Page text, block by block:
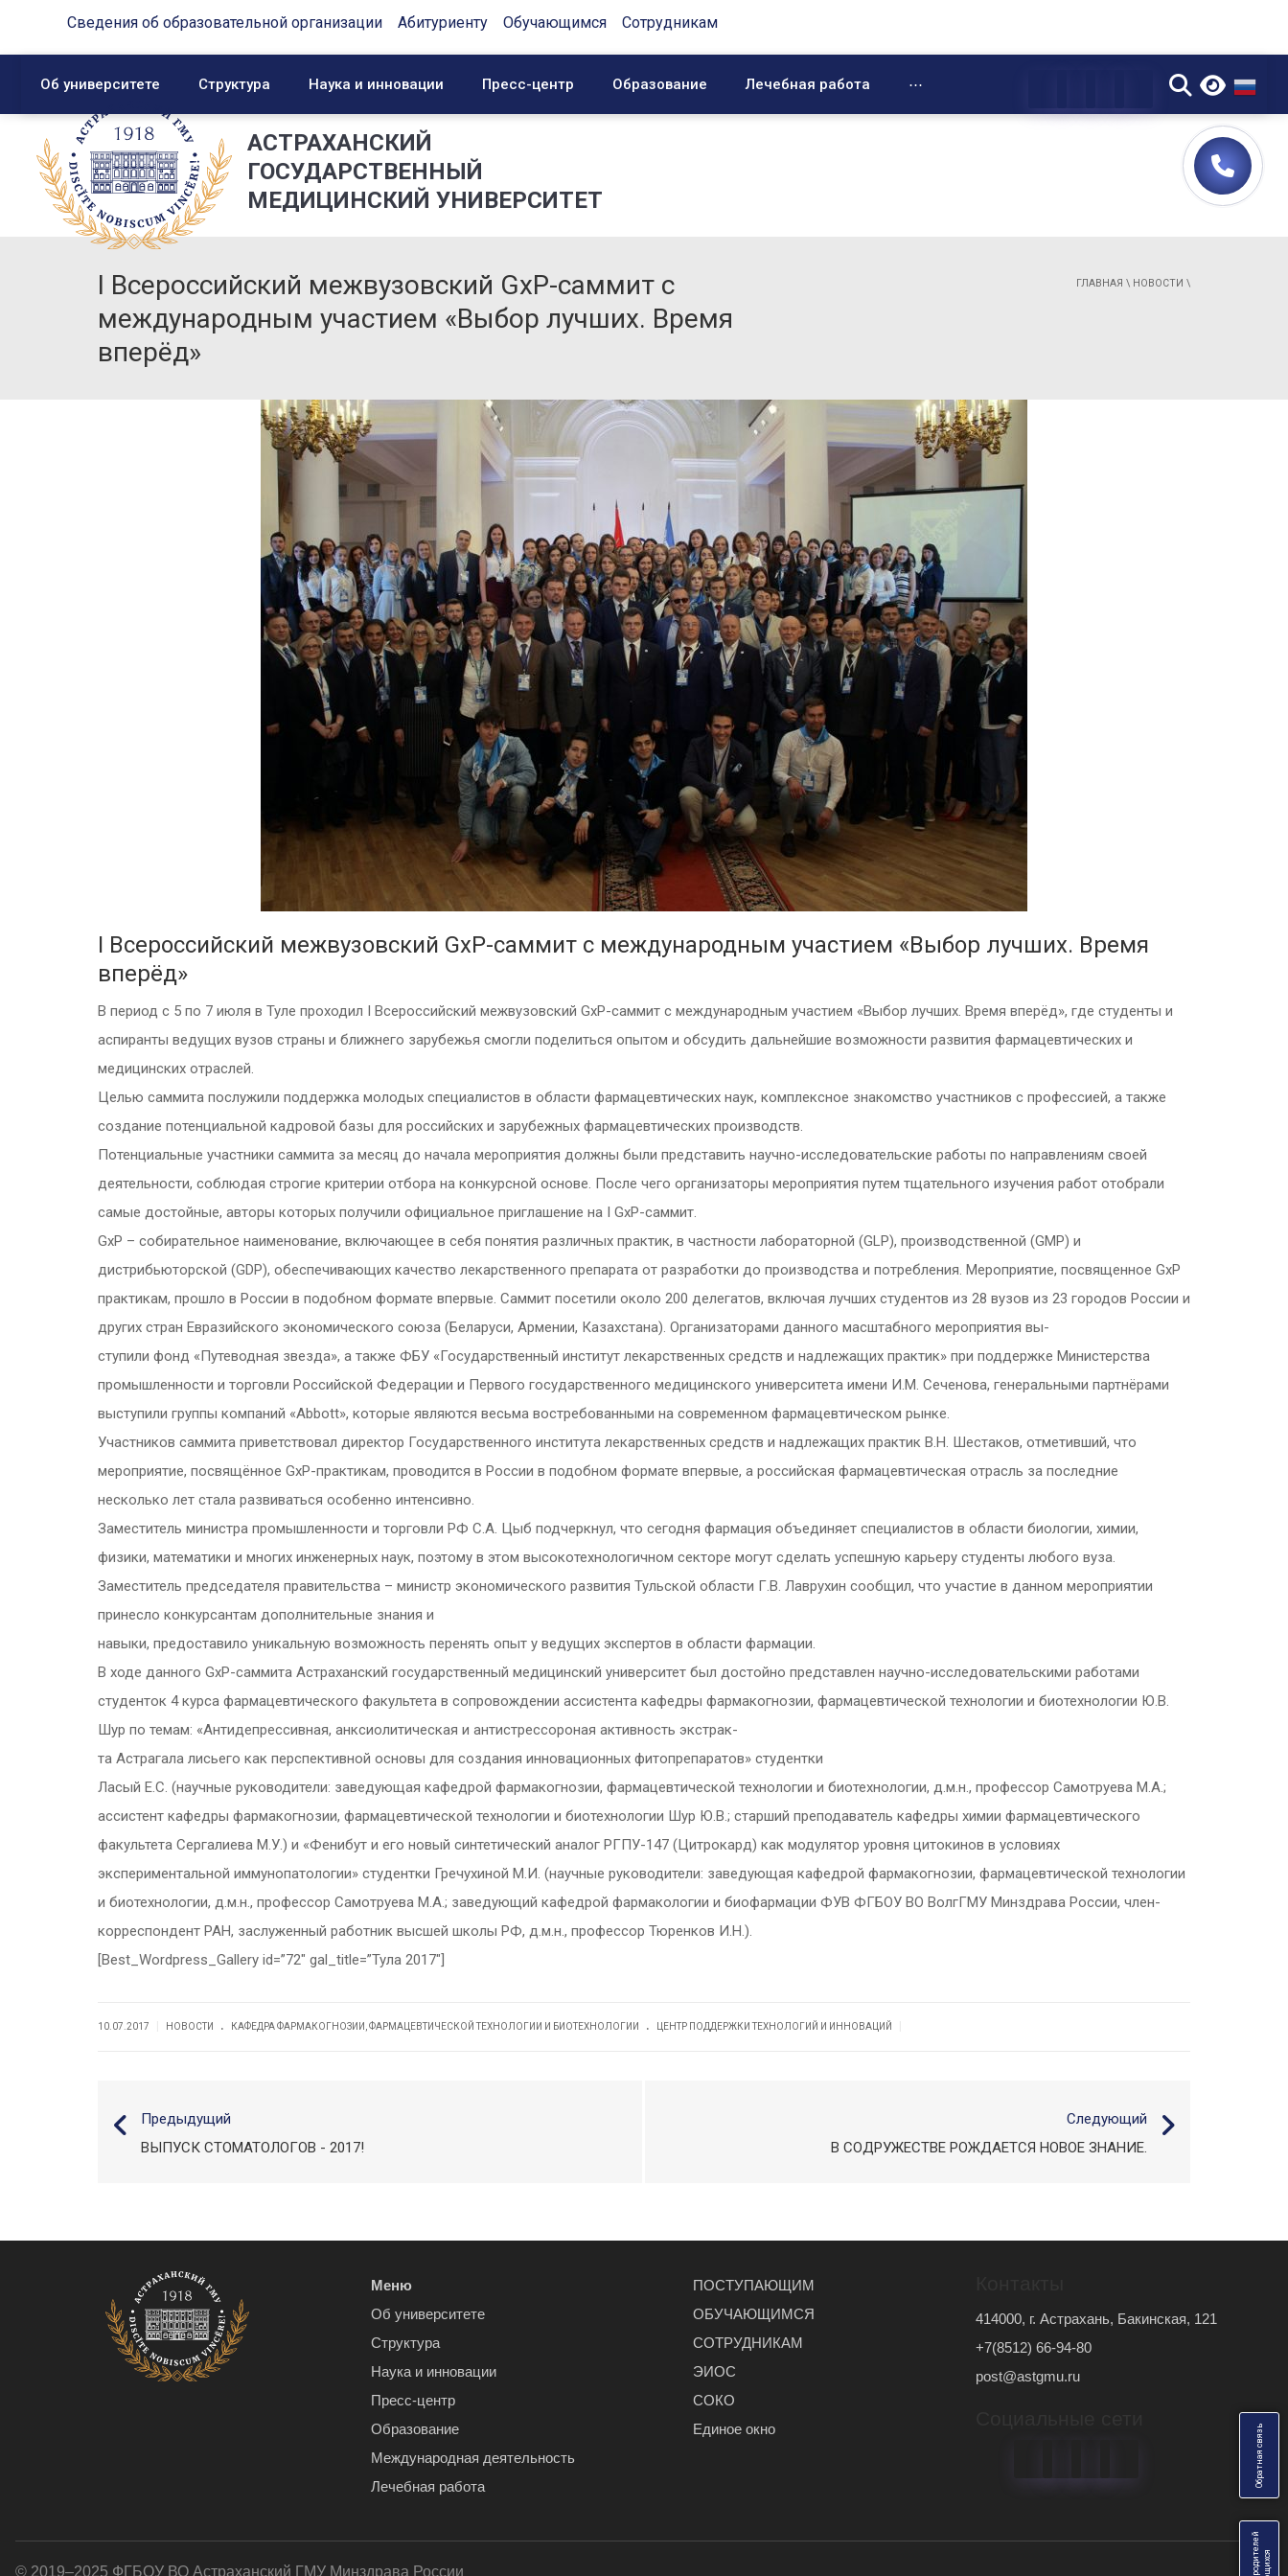
О
б
р
а
т
н
а
я
с
в
я
з
ь
Сведения об образовательной организации Абитуриенту Обучающимся Сотрудникам
Об университете Структура Наука и инновации Пресс-центр Образование Лечебная работа ⋯ ▼
АСТРАХАНСКИЙ
ГОСУДАРСТВЕННЫЙ
МЕДИЦИНСКИЙ УНИВЕРСИТЕТ
I Всероссийский межвузовский GxP-саммит с
международным участием «Выбор лучших. Время
вперёд»
ГЛАВНАЯ \ НОВОСТИ \
I Всероссийский межвузовский GxP-саммит с международным участием «Выбор лучших. Время
вперёд»
В период с 5 по 7 июля в Туле проходил I Всероссийский межвузовский GxP-саммит с международным участием «Выбор лучших. Время вперёд», где студенты и
аспиранты ведущих вузов страны и ближнего зарубежья смогли поделиться опытом и обсудить дальнейшие возможности развития фармацевтических и
медицинских отраслей.
Целью саммита послужили поддержка молодых специалистов в области фармацевтических наук, комплексное знакомство участников с профессией, а также
создание потенциальной кадровой базы для российских и зарубежных фармацевтических производств.
Потенциальные участники саммита за месяц до начала мероприятия должны были представить научно-исследовательские работы по направлениям своей
деятельности, соблюдая строгие критерии отбора на конкурсной основе. После чего организаторы мероприятия путем тщательного изучения работ отобрали
самые достойные, авторы которых получили официальное приглашение на I GxP-саммит.
GxP – собирательное наименование, включающее в себя понятия различных практик, в частности лабораторной (GLP), производственной (GMP) и
дистрибьюторской (GDP), обеспечивающих качество лекарственного препарата от разработки до производства и потребления. Мероприятие, посвященное GxP
практикам, прошло в России в подобном формате впервые. Саммит посетили около 200 делегатов, включая лучших студентов из 28 вузов из 23 городов России и
других стран Евразийского экономического союза (Беларуси, Армении, Казахстана). Организаторами данного масштабного мероприятия вы-
ступили фонд «Путеводная звезда», а также ФБУ «Государственный институт лекарственных средств и надлежащих практик» при поддержке Министерства
промышленности и торговли Российской Федерации и Первого государственного медицинского университета имени И.М. Сеченова, генеральными партнёрами
выступили группы компаний «Abbott», которые являются весьма востребованными на современном фармацевтическом рынке.
Участников саммита приветствовал директор Государственного института лекарственных средств и надлежащих практик В.Н. Шестаков, отметивший, что
мероприятие, посвящённое GxP-практикам, проводится в России в подобном формате впервые, а российская фармацевтическая отрасль за последние
несколько лет стала развиваться особенно интенсивно.
Заместитель министра промышленности и торговли РФ С.А. Цыб подчеркнул, что сегодня фармация объединяет специалистов в области биологии, химии,
физики, математики и многих инженерных наук, поэтому в этом высокотехнологичном секторе могут сделать успешную карьеру студенты любого вуза.
Заместитель председателя правительства – министр экономического развития Тульской области Г.В. Лаврухин сообщил, что участие в данном мероприятии
принесло конкурсантам дополнительные знания и
навыки, предоставило уникальную возможность перенять опыт у ведущих экспертов в области фармации.
В ходе данного GxP-саммита Астраханский государственный медицинский университет был достойно представлен научно-исследовательскими работами
студенток 4 курса фармацевтического факультета в сопровождении ассистента кафедры фармакогнозии, фармацевтической технологии и биотехнологии Ю.В.
Шур по темам: «Антидепрессивная, анксиолитическая и антистрессороная активность экстрак-
та Астрагала лисьего как перспективной основы для создания инновационных фитопрепаратов» студентки
Ласый Е.С. (научные руководители: заведующая кафедрой фармакогнозии, фармацевтической технологии и биотехнологии, д.м.н., профессор Самотруева М.А.;
ассистент кафедры фармакогнозии, фармацевтической технологии и биотехнологии Шур Ю.В.; старший преподаватель кафедры химии фармацевтического
факультета Сергалиева М.У.) и «Фенибут и его новый синтетический аналог РГПУ-147 (Цитрокард) как модулятор уровня цитокинов в условиях
экспериментальной иммунопатологии» студентки Гречухиной М.И. (научные руководители: заведующая кафедрой фармакогнозии, фармацевтической технологии
и биотехнологии, д.м.н., профессор Самотруева М.А.; заведующий кафедрой фармакологии и биофармации ФУВ ФГБОУ ВО ВолгГМУ Минздрава России, член-
корреспондент РАН, заслуженный работник высшей школы РФ, д.м.н., профессор Тюренков И.Н.).
[Best_Wordpress_Gallery id=”72″ gal_title=”Тула 2017″]
10.07.2017 НОВОСТИ . КАФЕДРА ФАРМАКОГНОЗИИ, ФАРМАЦЕВТИЧЕСКОЙ ТЕХНОЛОГИИ И БИОТЕХНОЛОГИИ . ЦЕНТР ПОДДЕРЖКИ ТЕХНОЛОГИЙ И ИННОВАЦИЙ
Предыдущий
ВЫПУСК СТОМАТОЛОГОВ - 2017!
Следующий
В СОДРУЖЕСТВЕ РОЖДАЕТСЯ НОВОЕ ЗНАНИЕ.
Меню
Об университете
Структура
Наука и инновации
Пресс-центр
Образование
Международная деятельность
Лечебная работа
ПОСТУПАЮЩИМ
ОБУЧАЮЩИМСЯ
СОТРУДНИКАМ
ЭИОС
СОКО
Единое окно
414000, г. Астрахань, Бакинская, 121
+7(8512) 66-94-80
post@astgmu.ru
© 2019–2025 ФГБОУ ВО Астраханский ГМУ Минздрава России